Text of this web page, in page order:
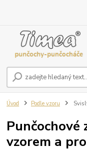
Úvod Podle vzoru
Punčochové
vzorem a